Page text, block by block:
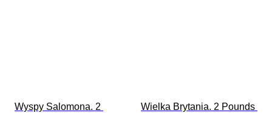
Wyspy Salomona. 2
Wielka Brytania. 2 Pounds